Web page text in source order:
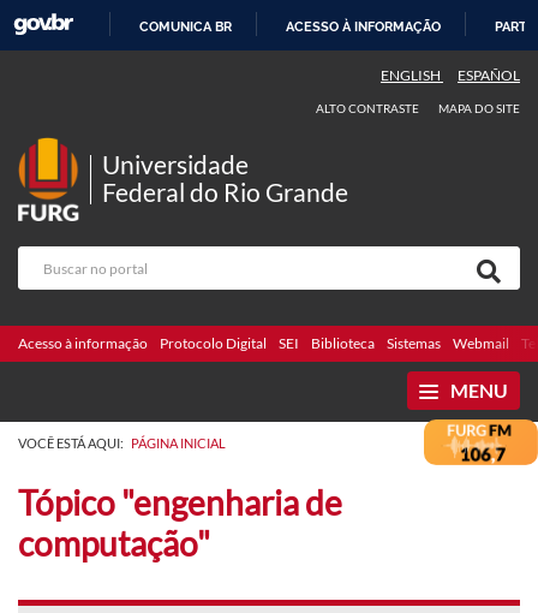
COMUNICA BR ACESSO À INFORMAÇÃO
ENGLISH ESPAÑOL
ALTO CONTRASTE MAPA DO SITE
Universidade
Federal do Rio Grande
Acesso à informação Protocolo Digital SEI Biblioteca Sistemas Webmail
MENU
VOCÊ ESTÁ AQUI: PÁGINA INICIAL
Tópico "engenharia de
computação"